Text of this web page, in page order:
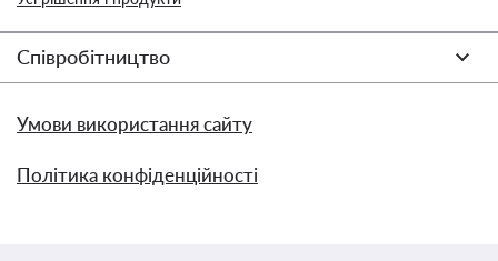
Співробітництво
Умови використання сайту
Політика конфіденційності